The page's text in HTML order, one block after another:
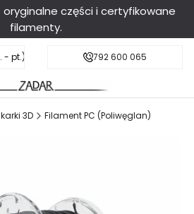
części i certyfikowane
filamenty.
pt.), sobota do 11:00
Darmowa dostawa od 199 zł
792 600 065
3D Filament PC (Poliwęglan)